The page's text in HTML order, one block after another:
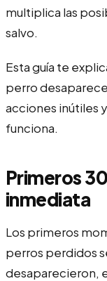
multiplica las
salvo.
Esta guía te
perro
acciones inútiles
funciona.
Primeros
inmediata
Los primeros
perros perdidos
desaparecieron,